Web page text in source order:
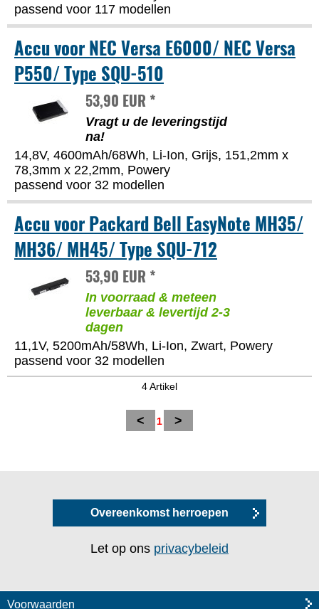
passend voor 117 modellen
Accu voor NEC Versa E6000/ NEC Versa
P550/ Type SQU-510
53,90 EUR *
Vragt u de leveringstijd
na!
14,8V, 4600mAh/68Wh, Li-Ion, Grijs, 151,2mm x
78,3mm x 22,2mm, Powery
passend voor 32 modellen
Accu voor Packard Bell EasyNote MH35/
MH36/ MH45/ Type SQU-712
53,90 EUR *
In voorraad & meteen
leverbaar & levertijd 2-3
dagen
11,1V, 5200mAh/58Wh, Li-Ion, Zwart, Powery
passend voor 32 modellen
4 Artikel
< 1 >
Overeenkomst herroepen
Let op ons privacybeleid
Voorwaarden